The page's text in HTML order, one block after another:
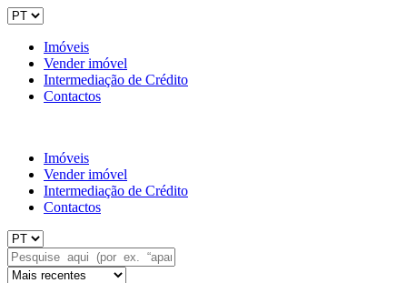
Imóveis
Vender imóvel
Intermediação de Crédito
Contactos
Imóveis
Vender imóvel
Intermediação de Crédito
Contactos